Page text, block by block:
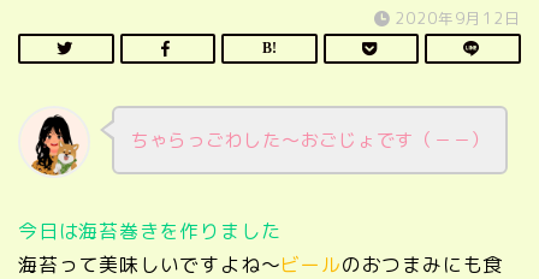
2020年9月12日
ちゃらっごわした～おごじょです（－－）
今日は海苔巻きを作りました
海苔って美味しいですよね～ビールのおつまみにも食